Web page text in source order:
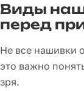
Виды
перед
Не все нашивки
это важно
зря.